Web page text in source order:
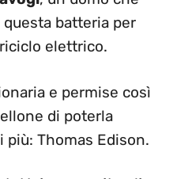
batteria per
elettrico.
e permise così
di poterla
più: Thomas Edison.